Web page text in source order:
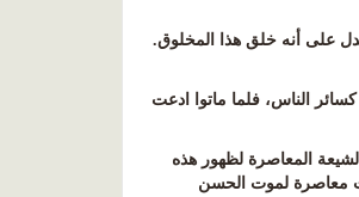
على أنه خلق هذا المخلوق.
الناس، فلما ماتوا ادعت
المعاصرة لظهور هذه
معاصرة لموت الحسن